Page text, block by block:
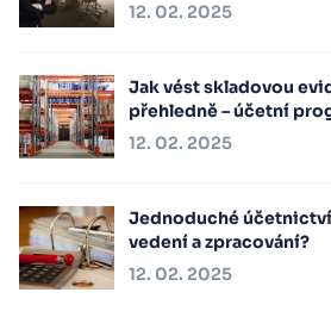
12. 02. 2025
Jak vést skladovou
přehledně – účetní
12. 02. 2025
Jednoduché
vedení a zpracování?
12. 02. 2025